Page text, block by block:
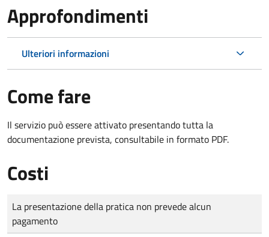
Approfondimenti
Ulteriori informazioni
Come fare
Il servizio può essere attivato presentando tutta la
documentazione prevista, consultabile in formato PDF.
Costi
Tipo di pagamento
Importo
La presentazione della pratica non prevede alcun
pagamento